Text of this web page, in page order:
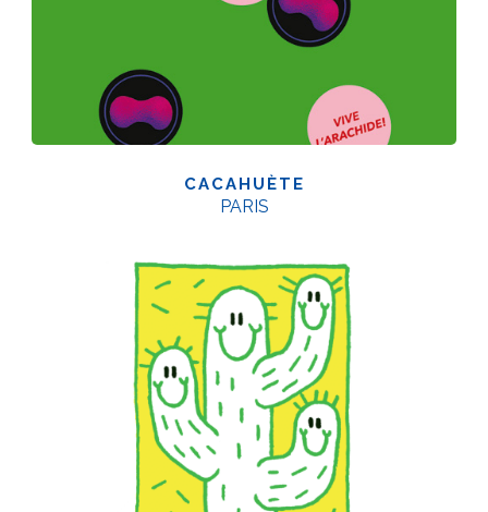
CACAHUÈTE
PARIS